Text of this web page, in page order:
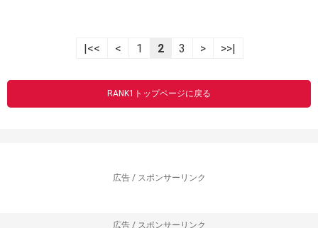
|<< < 1 2 3 > >>|
RANK1トップページに戻る
広告 / スポンサーリンク
広告 / スポンサーリンク